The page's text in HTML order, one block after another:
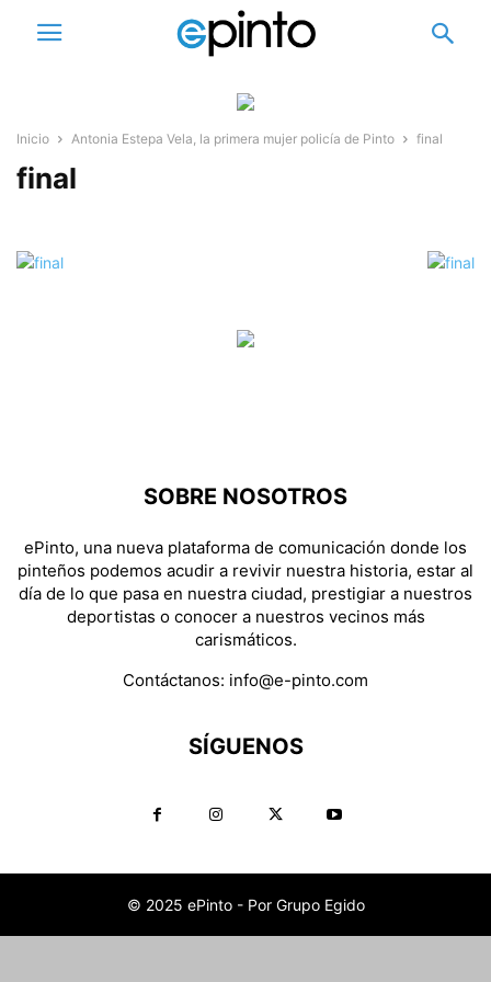
Inicio Antonia Estepa Vela, la primera mujer policía de Pinto final
final
SOBRE NOSOTROS
ePinto, una nueva plataforma de comunicación donde los
pinteños podemos acudir a revivir nuestra historia, estar al
día de lo que pasa en nuestra ciudad, prestigiar a nuestros
deportistas o conocer a nuestros vecinos más
carismáticos.
Contáctanos: info@e-pinto.com
SÍGUENOS
© 2025 ePinto - Por Grupo Egido